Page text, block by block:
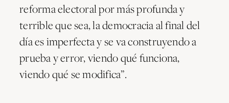
reforma electoral por más profunda y
terrible que sea, la democracia al final del
día es imperfecta y se va construyendo a
prueba y error, viendo qué funciona,
viendo qué se modifica”.